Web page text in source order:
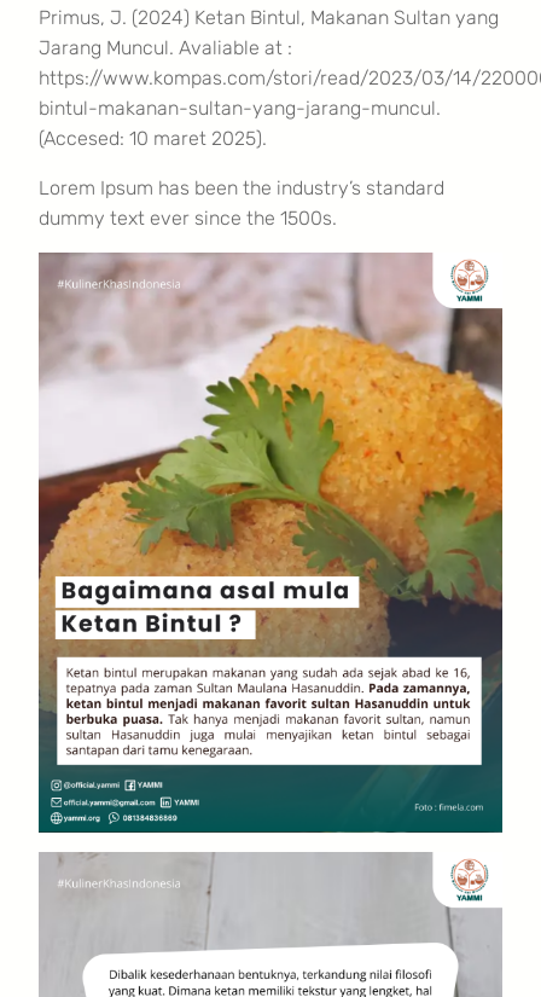
Primus, J. (2024) Ketan Bintul, Makanan Sultan yang
Jarang Muncul. Avaliable at :
https://www.kompas.com/stori/read/2023/03/14/
bintul-makanan-sultan-yang-jarang-muncul.
(Accesed: 10 maret 2025).
Lorem Ipsum has been the industry’s standard
dummy text ever since the 1500s.